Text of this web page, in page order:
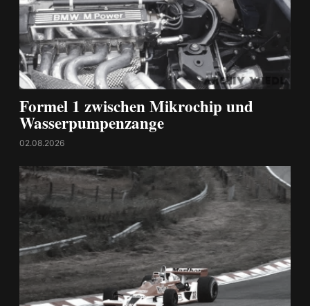
Formel 1 zwischen Mikrochip und
Wasserpumpenzange
02.08.2026